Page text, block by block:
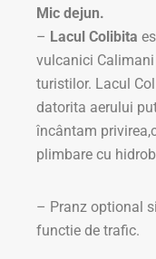
Mic dejun.
– Lacul Colibita
vulcanici
turistilor. Lacul
datorita aerului
încântam
plimbare cu
– Pranz optional
functie de trafic.